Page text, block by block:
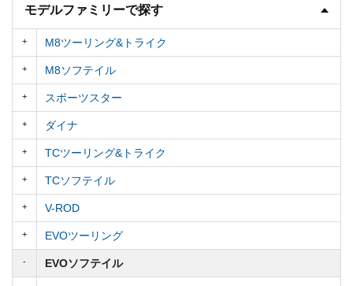
モデルファミリーで探す
M8ツーリング&トライク
M8ソフテイル
スポーツスター
ダイナ
TCツーリング&トライク
TCソフテイル
V-ROD
EVOツーリング
EVOソフテイル